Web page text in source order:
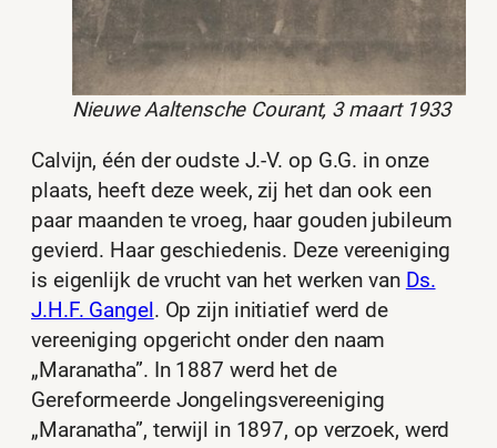
Nieuwe Aaltensche Courant, 3 maart 1933
Calvijn, één der oudste J.-V. op G.G. in onze
plaats, heeft deze week, zij het dan ook een
paar maanden te vroeg, haar gouden jubileum
gevierd. Haar geschiedenis. Deze vereeniging
is eigenlijk de vrucht van het werken van Ds.
J.H.F. Gangel. Op zijn initiatief werd de
vereeniging opgericht onder den naam
„Maranatha”. In 1887 werd het de
Gereformeerde Jongelingsvereeniging
„Maranatha”, terwijl in 1897, op verzoek, werd